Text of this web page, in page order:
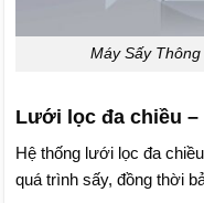
Máy Sấy
Lưới lọc đa chiều –
Hệ thống lưới lọc đa
quá trình sấy, đồng thời